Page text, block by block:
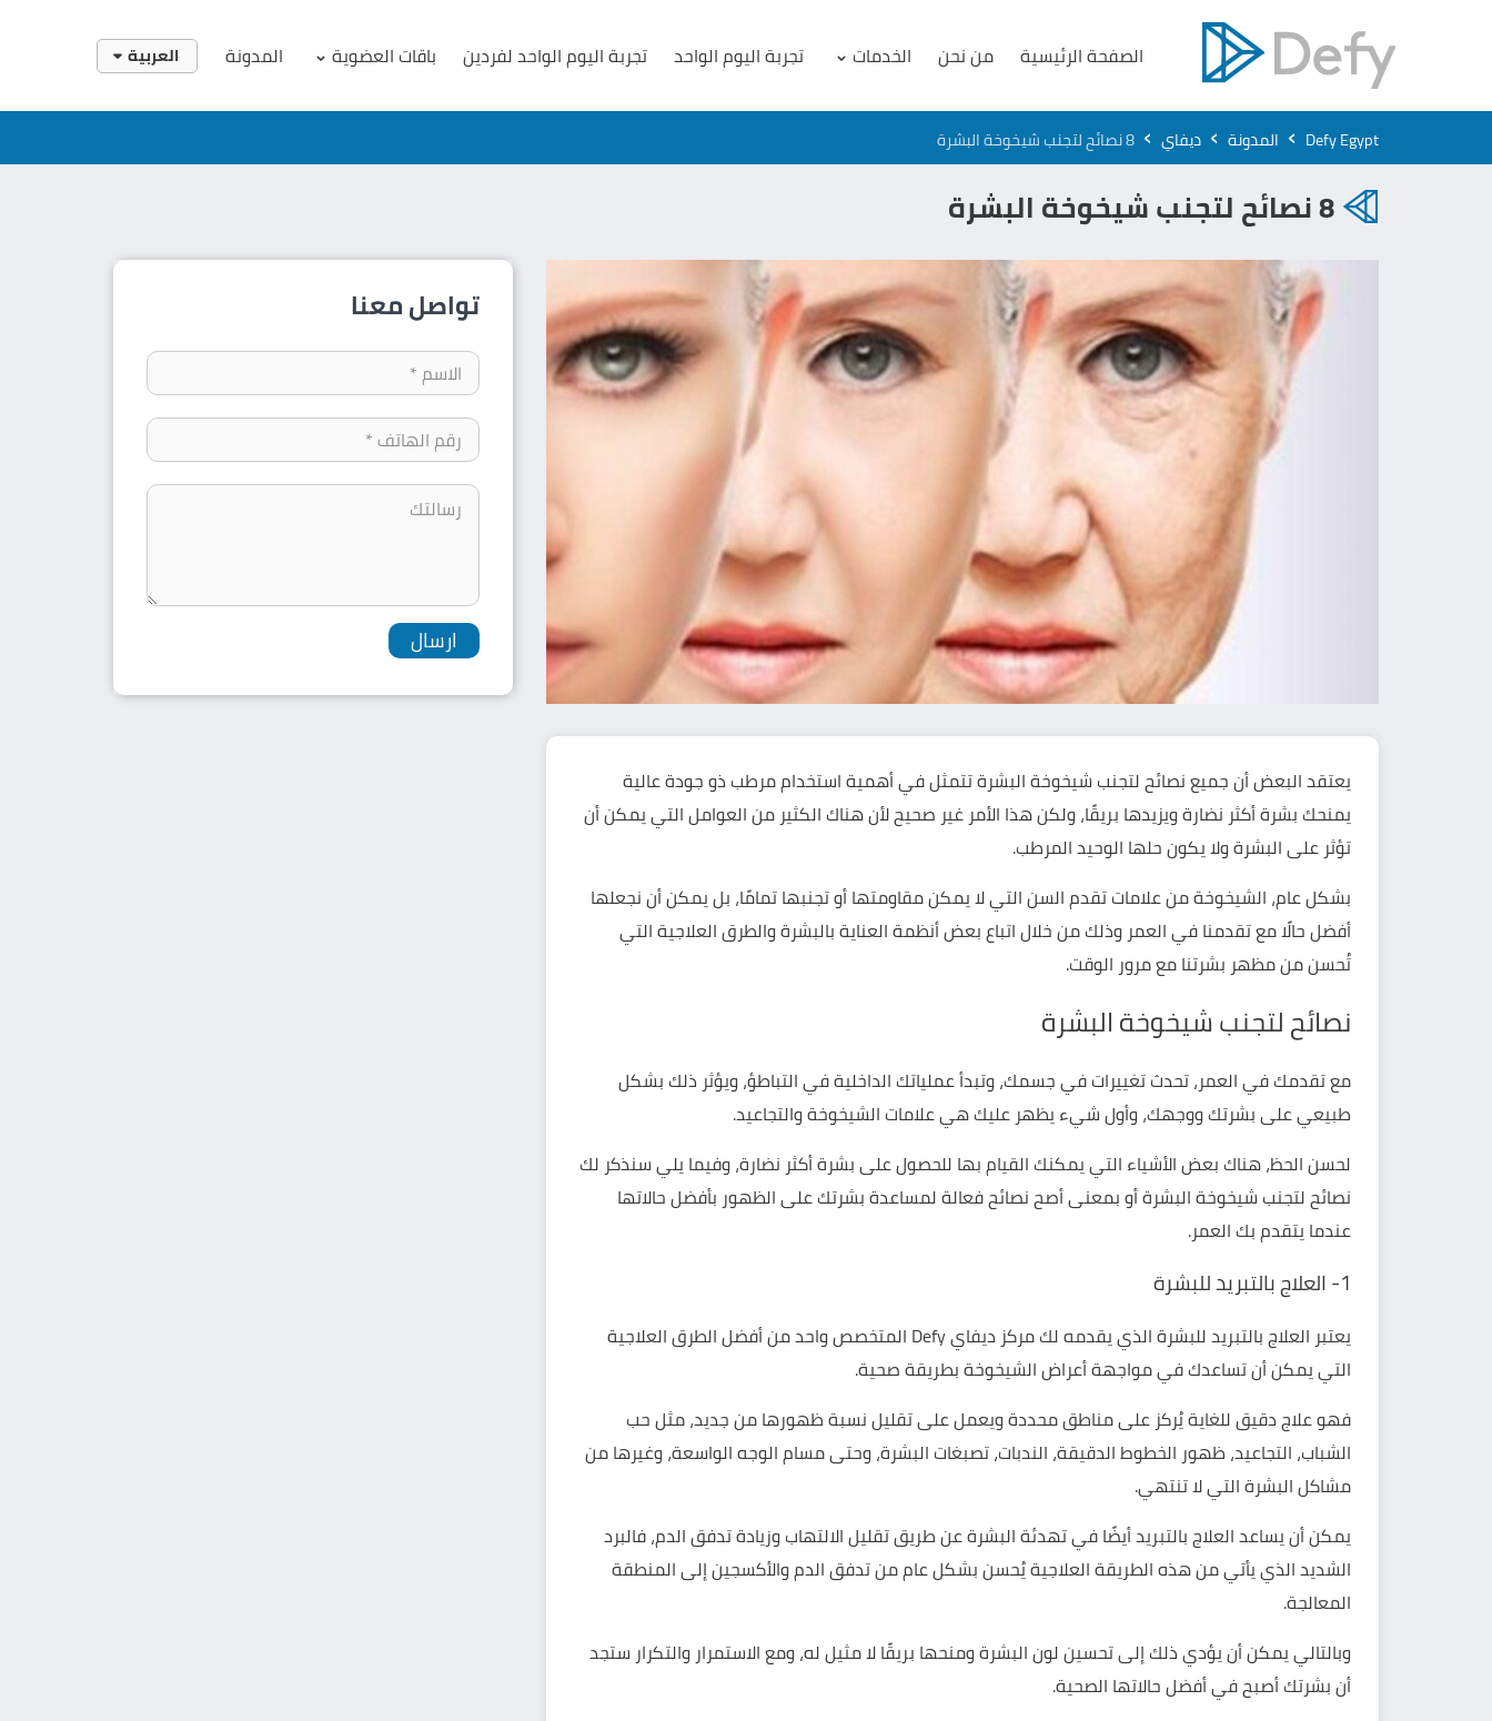
الصفحة الرئيسية من نحن الخدمات تجربة اليوم الواحد تجربة اليوم الواحد لفردين باقات العضوية المدونة العربية
Defy Egypt
› المدونة › ديفاي › 8 نصائح لتجنب شيخوخة البشرة
8 نصائح لتجنب شيخوخة البشرة
يعتقد البعض أن جميع نصائح لتجنب شيخوخة البشرة تتمثل في أهمية استخدام مرطب ذو جودة عالية
يمنحك بشرة أكثر نضارة ويزيدها بريقًا، ولكن هذا الأمر غير صحيح لأن هناك الكثير من العوامل التي يمكن أن
تؤثر على البشرة ولا يكون حلها الوحيد المرطب.
بشكل عام، الشيخوخة من علامات تقدم السن التي لا يمكن مقاومتها أو تجنبها تمامًا، بل يمكن أن نجعلها
أفضل حالًا مع تقدمنا في العمر وذلك من خلال اتباع بعض أنظمة العناية بالبشرة والطرق العلاجية التي
تُحسن من مظهر بشرتنا مع مرور الوقت.
نصائح لتجنب شيخوخة البشرة
مع تقدمك في العمر، تحدث تغييرات في جسمك، وتبدأ عملياتك الداخلية في التباطؤ، ويؤثر ذلك بشكل
طبيعي على بشرتك ووجهك، وأول شيء يظهر عليك هي علامات الشيخوخة والتجاعيد.
لحسن الحظ، هناك بعض الأشياء التي يمكنك القيام بها للحصول على بشرة أكثر نضارة، وفيما يلي سنذكر لك
نصائح لتجنب شيخوخة البشرة أو بمعنى أصح نصائح فعالة لمساعدة بشرتك على الظهور بأفضل حالاتها
عندما يتقدم بك العمر.
1- العلاج بالتبريد للبشرة
يعتبر العلاج بالتبريد للبشرةالذي يقدمه لكمركز ديفاي Defy
المتخصص واحد من أفضل الطرق العلاجية
التي يمكن أن تساعدك في مواجهة أعراض الشيخوخة بطريقة صحية.
فهو علاج دقيق للغاية يُركز على مناطق محددة ويعمل على تقليل نسبة ظهورها من جديد، مثل حب
الشباب، التجاعيد، ظهور الخطوط الدقيقة، الندبات، تصبغات البشرة، وحتىمسام الوجه الواسعة، وغيرها من
مشاكل البشرة التي لا تنتهي.
يمكن أن يساعد العلاج بالتبريد أيضًا في تهدئة البشرة عن طريق تقليل الالتهاب وزيادة تدفق الدم، فالبرد
الشديد الذي يأتي من هذه الطريقة العلاجية يُحسن بشكل عام من تدفق الدم والأكسجين إلى المنطقة
المعالجة.
وبالتالي يمكن أن يؤدي ذلك إلى تحسين لون البشرة ومنحها بريقًا لا مثيل له، ومع الاستمرار والتكرار ستجد
أن بشرتك أصبح في أفضل حالاتها الصحية.
تواصل معنا